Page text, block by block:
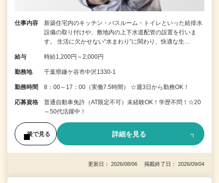
仕事内容
新築住宅内のキッチン・バスルーム・トイレといった給排水
設備の取り付けや、敷地内の上下水道配管の設置を行いま
す。 生活に欠かせない“水まわり”に関わり、快適な生…
給与 時給1,200円～2,000円
勤務地 千葉県鎌ケ谷市中沢1330-1
勤務時間 8：00～17：00（実働7.5時間） ☆週3日から勤務OK！
応募資格
普通自動車免許（AT限定不可）未経験OK！学歴不問！☆20
～50代活躍中！
後で見る 詳細を見る
更新日： 2026/08/06 掲載終了日： 2026/09/04